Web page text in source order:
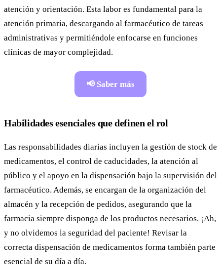
atención y orientación. Esta labor es fundamental para la
atención primaria, descargando al farmacéutico de tareas
administrativas y permitiéndole enfocarse en funciones
clínicas de mayor complejidad.
📢 Saber más
Habilidades esenciales que definen el rol
Las responsabilidades diarias incluyen la gestión de stock de
medicamentos, el control de caducidades, la atención al
público y el apoyo en la dispensación bajo la supervisión del
farmacéutico. Además, se encargan de la organización del
almacén y la recepción de pedidos, asegurando que la
farmacia siempre disponga de los productos necesarios. ¡Ah,
y no olvidemos la seguridad del paciente! Revisar la
correcta dispensación de medicamentos forma también parte
esencial de su día a día.